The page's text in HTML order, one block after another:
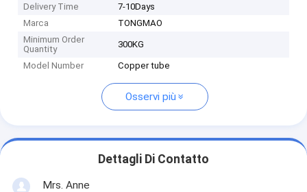
Delivery Time
7-10Days
Marca
TONGMAO
Minimum Order
Quantity
300KG
Model Number Copper tube
Osservi più
Dettagli Di Contatto
Mrs. Anne